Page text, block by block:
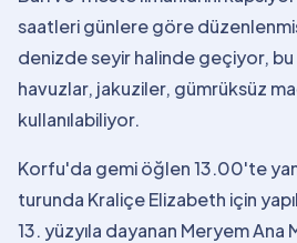
saatleri günlere göre
denizde seyir halinde geçiyor,
havuzlar, jakuziler, gümrüksüz
kullanılabiliyor.
Korfu'da gemi öğlen 13.00'te
turunda Kraliçe Elizabeth için
13. yüzyıla dayanan Meryem Ana